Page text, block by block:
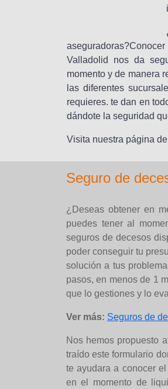
Valladolid nos da
momento y de manera
las diferentes
requieres. te dan en
dándote la seguridad
Visita nuestra página de
Seguro de
¿Deseas obtener en
puedes tener al
seguros de decesos
poder conseguir tu
solución a tus
pasos, en menos de 1
que lo gestiones y lo
Ver más: Seguros de
Nos hemos propuesto
traído este formulario
te ayudara a conocer
en el momento de